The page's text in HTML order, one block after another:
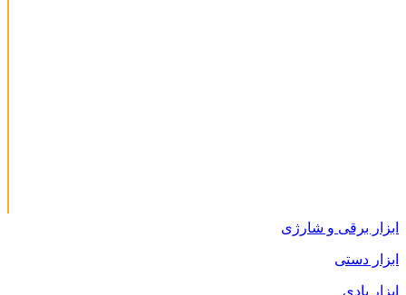
ابزار برقی و شارژی
ابزار دستی
ابزار بادی